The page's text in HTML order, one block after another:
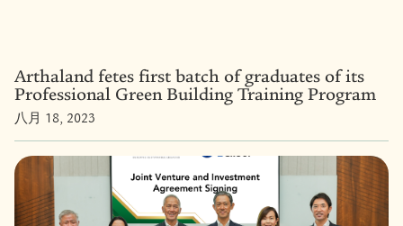
Arthaland fetes first batch of graduates of its
Professional Green Building Training Program
八月 18, 2023